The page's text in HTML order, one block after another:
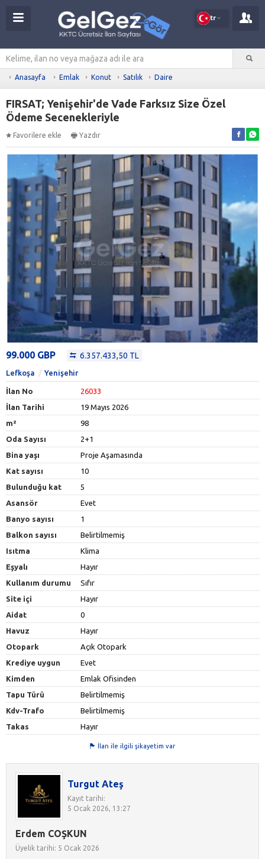
tr
Anasayfa Emlak Konut Satılık Daire
FIRSAT; Yenişehir'de Vade Farksız Size Özel
Ödeme Secenekleriyle
Favorilere ekle Yazdır
99.000 GBP 6.357.433,50 TL
Lefkoşa Yenişehir
İlan No
26033
İlan Tarihi
19 Mayıs 2026
m²
98
Oda Sayısı
2+1
Bina yaşı
Proje Aşamasında
Kat sayısı
10
Bulunduğu kat
5
Asansör
Evet
Banyo sayısı
1
Balkon sayısı
Belirtilmemiş
Isıtma
Klima
Eşyalı
Hayır
Kullanım durumu
Sıfır
Site içi
Hayır
Aidat
0
Havuz
Hayır
Otopark
Açık Otopark
Krediye uygun
Evet
Kimden
Emlak Ofisinden
Tapu Türü
Belirtilmemiş
Kdv-Trafo
Belirtilmemiş
Takas
Hayır
İlan ile ilgili şikayetim var
Turgut Ateş
Kayıt tarihi:
5 Ocak 2026, 13:27
Erdem COŞKUN
Üyelik tarihi: 5 Ocak 2026